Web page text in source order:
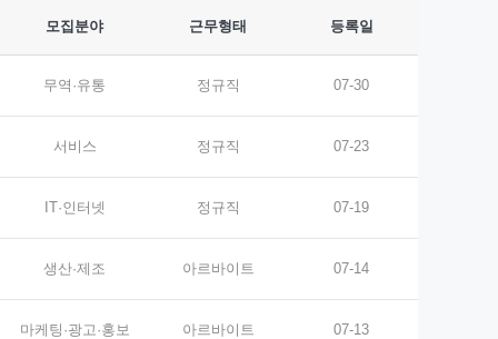
모집분야 근무형태 등록일
무역·유통 정규직 07-30
서비스 정규직 07-23
IT·인터넷 정규직 07-19
생산·제조 아르바이트 07-14
마케팅·광고·홍보 아르바이트 07-13